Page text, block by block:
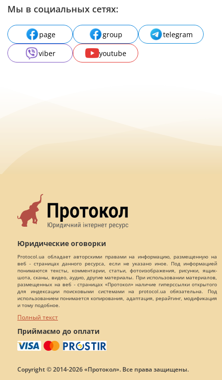
Мы в социальных сетях:
page group
telegram
viber
youtube
Юридические оговорки
Protocol.ua обладает авторскими правами на информацию, размещенную на
веб - страницах данного ресурса, если не указано иное. Под информацией
понимаются тексты, комментарии, статьи, фотоизображения, рисунки, ящик-
шота, сканы, видео, аудио, другие материалы. При использовании материалов,
размещенных на веб - страницах «Протокол» наличие гиперссылки открытого
для индексации поисковыми системами на protocol.ua обязательна. Под
использованием понимается копирования, адаптация, рерайтинг, модификация
и тому подобное.
Полный текст
Приймаємо до оплати
Copyright © 2014-2026 «Протокол». Все права защищены.